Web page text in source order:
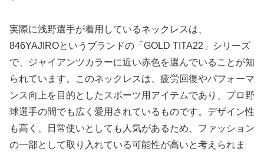
実際に浅野選手が着用しているネックレスは、
846YAJIROというブランドの「GOLD TITA22」シリーズ
で、ジャイアンツカラーに近い赤色を選んでいることが知
られています。このネックレスは、疲労回復やパフォーマ
ンス向上を目的としたスポーツ用アイテムであり、プロ野
球選手の間でも広く愛用されているものです。デザイン性
も高く、日常使いとしても人気があるため、ファッション
の一部として取り入れている可能性が高いと考えられま